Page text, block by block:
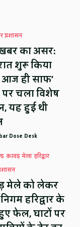
प्रशासन
का असर:
शुरू किया
ही साफ’
पर चला विशेष
यह हुई थी
Dose Desk
कावड़ मेला हरिद्वार
मेले को लेकर
हरिद्वार के
फेल, घाटों पर